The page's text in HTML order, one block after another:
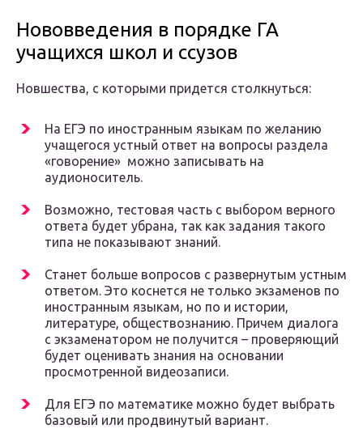
Нововведения в порядке ГА
учащихся школ и ссузов
Новшества, с которыми придется столкнуться:
На ЕГЭ по иностранным языкам по желанию
учащегося устный ответ на вопросы раздела
«говорение» можно записывать на
аудионоситель.
Возможно, тестовая часть с выбором верного
ответа будет убрана, так как задания такого
типа не показывают знаний.
Станет больше вопросов с развернутым устным
ответом. Это коснется не только экзаменов по
иностранным языкам, но по и истории,
литературе, обществознанию. Причем диалога
с экзаменатором не получится – проверяющий
будет оценивать знания на основании
просмотренной видеозаписи.
Для ЕГЭ по математике можно будет выбрать
базовый или продвинутый вариант.